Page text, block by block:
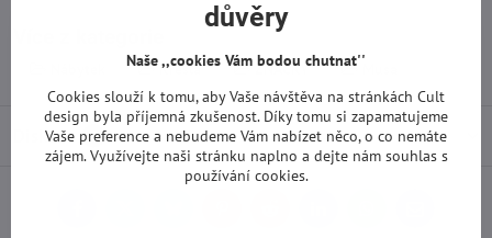
Křesla ZNAČKY
Diskuse 0
důvěry
Naše ,,cookies Vám bodou chutnat''
Cookies slouží k tomu, aby Vaše návštěva na stránkách Cult
design byla příjemná zkušenost. Díky tomu si zapamatujeme
Vaše preference a nebudeme Vám nabízet něco, o co nemáte
zájem. Využívejte naši stránku naplno a dejte nám souhlas s
používání cookies.